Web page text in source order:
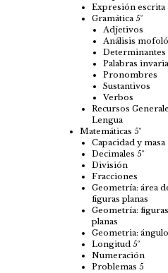
Expresión escrita
Gramática 5º
Adjetivos
Análisis
Determinantes
Palabras
Pronombres
Sustantivos
Verbos
Recursos
Lengua
Matemáticas 5º
Capacidad y masa
Decimales 5º
División
Fracciones
Geometría: área
figuras planas
Geometría: figuras
planas
Geometria:
Longitud 5º
Numeración
Problemas 5